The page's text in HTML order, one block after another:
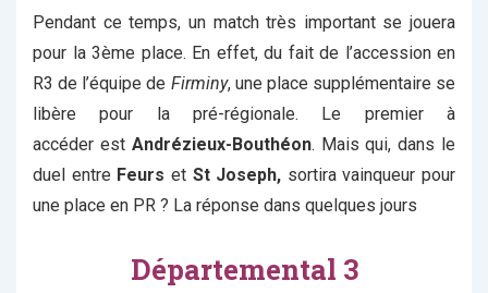
Pendant ce temps, un match très important se jouera
pour la 3ème place. En effet, du fait de l’accession en
R3 de l’équipe de Firminy, une place supplémentaire se
libère pour la pré-régionale. Le premier à
accéder est Andrézieux-Bouthéon. Mais qui, dans le
duel entre Feurs et St Joseph, sortira vainqueur pour
une place en PR ? La réponse dans quelques jours
Départemental 3